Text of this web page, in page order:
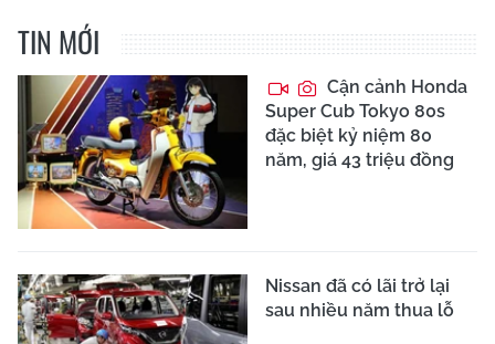
TIN MỚI
Cận cảnh Honda
Super Cub Tokyo 80s
đặc biệt kỷ niệm 80
năm, giá 43 triệu đồng
Nissan đã có lãi trở lại
sau nhiều năm thua lỗ